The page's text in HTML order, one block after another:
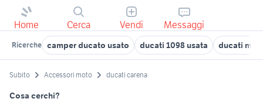
Home Cerca Vendi Messaggi
Ricerche camper ducato usato ducati 1098 usata ducati
Subito Accessori moto ducati carena
Cosa cerchi?